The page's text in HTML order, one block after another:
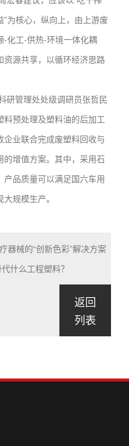
为核心，纵向上，由上游废
-化工-供热-环境一体化耦
源共享，以循环经济思路
管理处处级调研员张哲民
预处理及塑料油的后加工
业联合完成废塑料回收与
增值方案。其中，采用石
品质量可以满足国六车用
规模生产。
器械的“创新色彩”解决方案
什么工程塑料？
返回
列表